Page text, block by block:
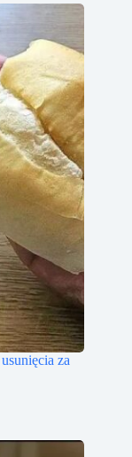
za